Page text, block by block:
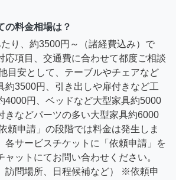
の料金相場は？
り、約3500円～（諸経費込み）で
応項目、交通費に合わせて都度ご相談
目安として、テーブルやチェアなど
約3500円、引き出しや扉付きなど工
4000円、ベッドなど大型家具約5000
きなどパーツの多い大型家具約6000
頼申請」の段階では料金は発生しま
各サービスチケットに「依頼申請」を
ャットにてお問い合わせください。
訪問場所、日程候補など） ※依頼申